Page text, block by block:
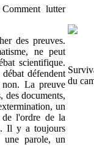
lutter
des preuves.
ne peut
scientifique.
défendent
La preuve
des documents,
un
de l'ordre de la
Il y a toujours
une parole, un
du